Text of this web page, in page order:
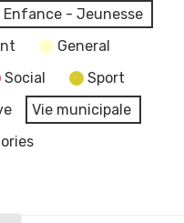
Enfance - Jeunesse
General
Social
Sport
Vie municipale